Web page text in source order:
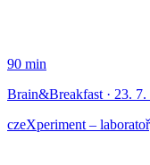
90 min
Brain&Breakfast · 23. 7.
czeXperiment –